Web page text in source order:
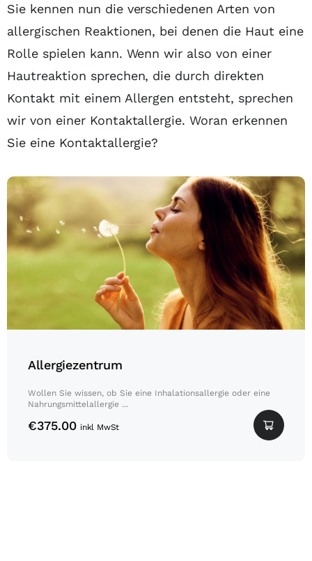
Sie kennen nun die verschiedenen Arten von
allergischen Reaktionen, bei denen die Haut eine
Rolle spielen kann. Wenn wir also von einer
Hautreaktion sprechen, die durch direkten
Kontakt mit einem Allergen entsteht, sprechen
wir von einer Kontaktallergie. Woran erkennen
Sie eine Kontaktallergie?
Allergiezentrum
Allergiezentrum
Wollen Sie wissen, ob Sie eine Inhalationsallergie oder eine
Nahrungsmittelallergie ...
€375.00 inkl MwSt